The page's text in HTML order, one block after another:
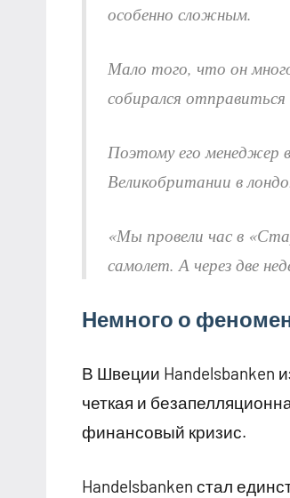
особенно сложным.
Мало того, что он
собирался
Поэтому его менеджер
Великобритании в
«Мы провели час в
самолет. А через две
Немного о
В Швеции Handelsbanken
четкая и
финансовый кризис.
Handelsbanken стал